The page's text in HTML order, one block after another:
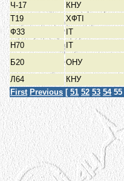
Ч-17
КНУ
Т19
ХФТІ
Ф33
ІТ
Н70
ІТ
Б20
ОНУ
Л64
КНУ
First Previous [ 51 52 53 54 55